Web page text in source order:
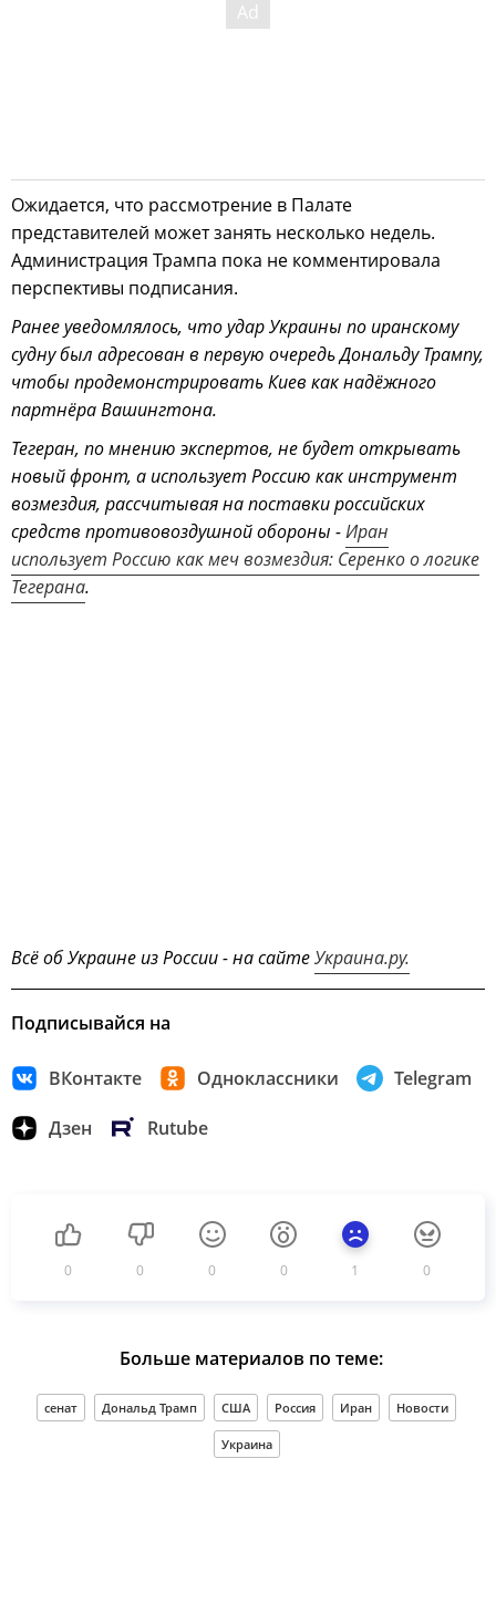
Ожидается, что рассмотрение в Палате
представителей может занять несколько недель.
Администрация Трампа пока не комментировала
перспективы подписания.
Ранее уведомлялось, что удар Украины по иранскому
судну был адресован в первую очередь Дональду Трампу,
чтобы продемонстрировать Киев как надёжного
партнёра Вашингтона.
Тегеран, по мнению экспертов, не будет открывать
новый фронт, а использует Россию как инструмент
возмездия, рассчитывая на поставки российских
средств противовоздушной обороны -Иран
использует Россию как меч возмездия: Серенко о логике
Тегерана.
Всё об Украине из России - на сайтеУкраина.ру.
Подписывайся на
ВКонтакте Одноклассники Telegram
Дзен Rutube
0 0 0 0 1 0
Больше материалов по теме:
сенат Дональд Трамп США Россия Иран Новости
Украина